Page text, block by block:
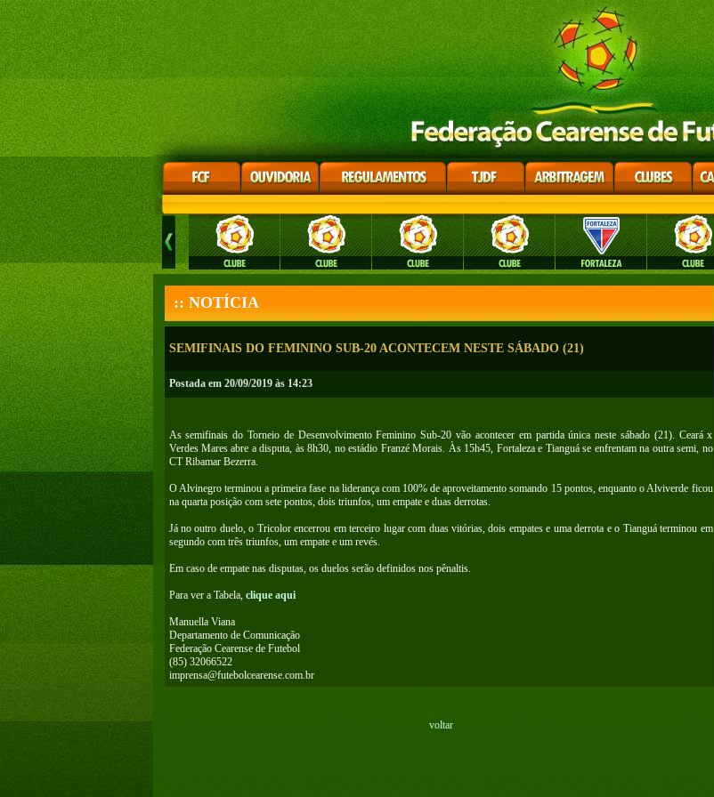
:: NOTÍCIA
SEMIFINAIS DO FEMININO SUB-20 ACONTECEM NESTE SÁBADO (21)
Postada em 20/09/2019 às 14:23
As semifinais do Torneio de Desenvolvimento Feminino Sub-20 vão acontecer em partida única neste sábado (21). Ceará x
Verdes Mares abre a disputa, às 8h30, no estádio Franzé Morais. Às 15h45, Fortaleza e Tianguá se enfrentam na outra semi, no
CT Ribamar Bezerra.
O Alvinegro terminou a primeira fase na liderança com 100% de aproveitamento somando 15 pontos, enquanto o Alviverde ficou
na quarta posição com sete pontos, dois triunfos, um empate e duas derrotas.
Já no outro duelo, o Tricolor encerrou em terceiro lugar com duas vitórias, dois empates e uma derrota e o Tianguá terminou em
segundo com três triunfos, um empate e um revés.
Em caso de empate nas disputas, os duelos serão definidos nos pênaltis.
Para ver a Tabela, clique aqui
Manuella Viana
Departamento de Comunicação
Federação Cearense de Futebol
(85) 32066522
imprensa@futebolcearense.com.br
voltar